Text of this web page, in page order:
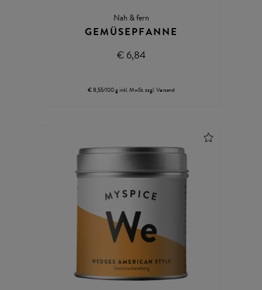
Nah & fern
GEMÜSEPFANNE
€ 6,84
€ 8,55/100 g inkl. MwSt.zzgl.Versand